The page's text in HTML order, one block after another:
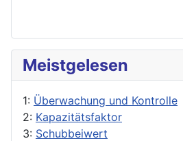
Meistgelesen
1: Überwachung und Kontrolle
2: Kapazitätsfaktor
3: Schubbeiwert